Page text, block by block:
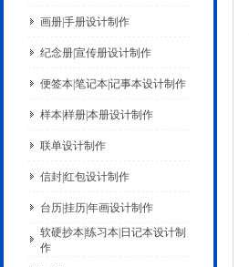
画册|手册设计制作
纪念册|宣传册设计制作
便签本|笔记本|记事本设计制作
样本|样册|本册设计制作
联单设计制作
信封|红包设计制作
台历|挂历|年画设计制作
软硬抄本|练习本|日记本设计制
作